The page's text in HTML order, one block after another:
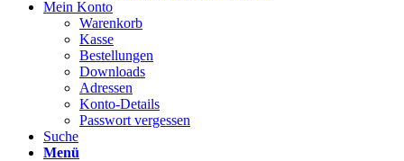
Mein Konto
Warenkorb
Kasse
Bestellungen
Downloads
Adressen
Konto-Details
Passwort vergessen
Suche
Menü